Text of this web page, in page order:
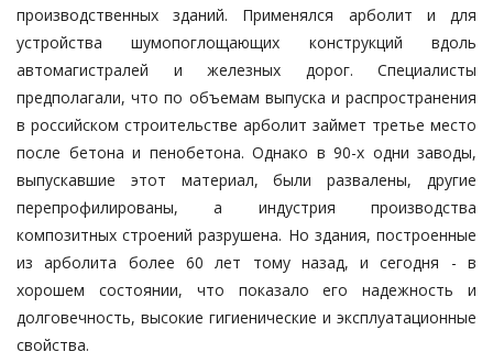
производственных зданий. Применялся арболит и для
устройства шумопоглощающих конструкций вдоль
автомагистралей и железных дорог. Специалисты
предполагали, что по объемам выпуска и распространения
в российском строительстве арболит займет третье место
после бетона и пенобетона. Однако в 90-х одни заводы,
выпускавшие этот материал, были развалены, другие
перепрофилированы, а индустрия производства
композитных строений разрушена. Но здания, построенные
из арболита более 60 лет тому назад, и сегодня - в
хорошем состоянии, что показало его надежность и
долговечность, высокие гигиенические и эксплуатационные
свойства.